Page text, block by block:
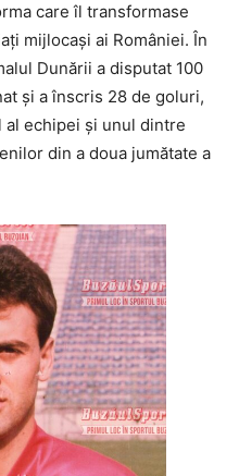
care îl transformase
mijlocași ai României. În
Dunării a disputat 100
și a înscris 28 de goluri,
echipei și unul dintre
din a doua jumătate a